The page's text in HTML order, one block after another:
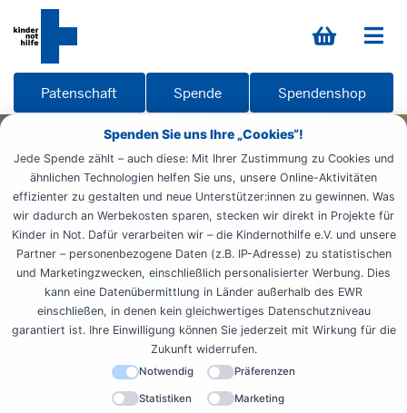
Spenden Sie uns Ihre „Cookies“!
Jede Spende zählt – auch diese: Mit Ihrer Zustimmung zu Cookies und
ähnlichen Technologien helfen Sie uns, unsere Online-Aktivitäten
effizienter zu gestalten und neue Unterstützer:innen zu gewinnen. Was
wir dadurch an Werbekosten sparen, stecken wir direkt in Projekte für
Kinder in Not. Dafür verarbeiten wir – die Kindernothilfe e.V. und unsere
Partner – personenbezogene Daten (z.B. IP-Adresse) zu statistischen
und Marketingzwecken, einschließlich personalisierter Werbung. Dies
kann eine Datenübermittlung in Länder außerhalb des EWR
einschließen, in denen kein gleichwertiges Datenschutzniveau
garantiert ist. Ihre Einwilligung können Sie jederzeit mit Wirkung für die
Zukunft widerrufen.
Notwendig Präferenzen
Statistiken Marketing
Patenschaft Spende Spendenshop
Presse Pressemeldungen